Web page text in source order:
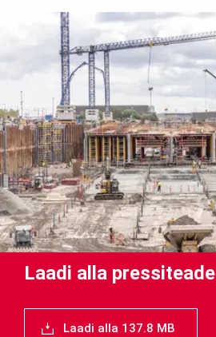
Laadi alla pressiteade
Laadi alla 137.8 MB